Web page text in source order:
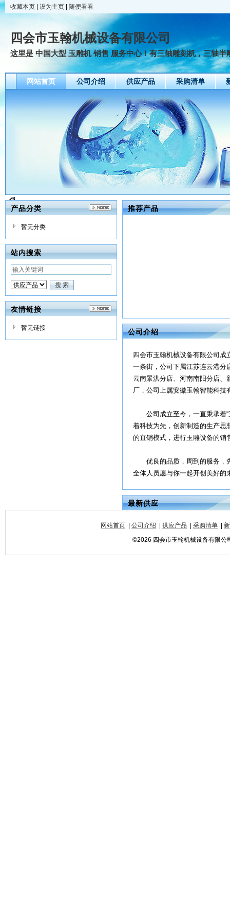
收藏本页 设为主页 随便看看
四会市玉翰机械设备有限公司
这里是 中国大型 玉雕机 销售 服务中心！有三轴雕刻机，三轴半
网站首页 公司介绍 供应产品 采购清单
产品分类
暂无分类
站内搜索
友情链接
暂无链接
推荐产品
公司介绍
四会市玉翰机械设备有限公司成
一条街，公司下属江苏连云港分
云南景洪分店、河南南阳分店、
厂，公司上属安徽玉翰智能科技
公司成立至今，一直秉承着“
着科技为先，创新制造的生产思
的直销模式，进行玉雕设备的销
优良的品质，周到的服务，先
全体人员愿与你一起开创美好的
最新供应
网站首页 公司介绍 供应产品 采购清单
©2026 四会市玉翰机械设备有限